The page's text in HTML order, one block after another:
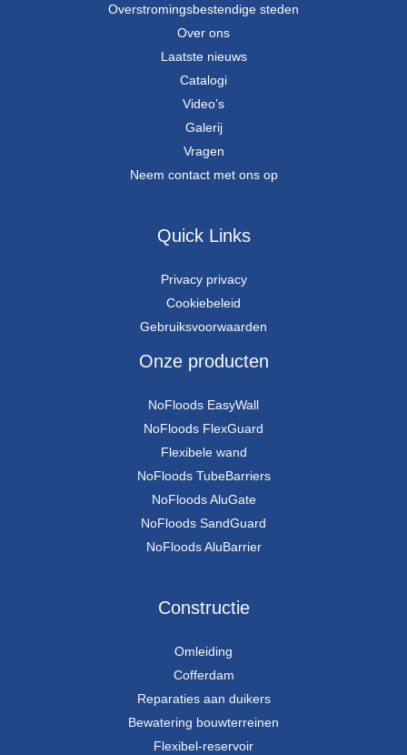
Overstromingsbestendige steden
Over ons
Laatste nieuws
Catalogi
Video’s
Galerij
Vragen
Neem contact met ons op
Quick Links
Privacy privacy
Cookiebeleid
Gebruiksvoorwaarden
Onze producten
NoFloods EasyWall
NoFloods FlexGuard
Flexibele wand
NoFloods TubeBarriers
NoFloods AluGate
NoFloods SandGuard
NoFloods AluBarrier
Constructie
Omleiding
Cofferdam
Reparaties aan duikers
Bewatering bouwterreinen
Flexibel-reservoir